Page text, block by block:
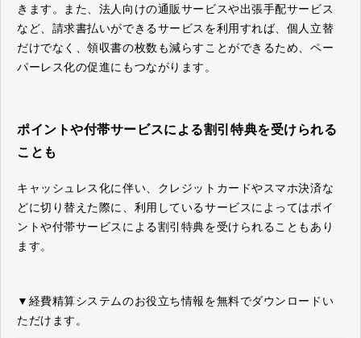
きます。また、法人向けの通販サービスや出張手配サービス
など、請求書払いができるサービスを利用すれば、個人立替
だけでなく、領収書の枚数も減らすことができるため、ペー
パーレス化の促進にもつながります。
ポイントや付帯サービスによる割引特典を受けられる
ことも
キャッシュレス化に伴い、クレジットカードやスマホ決済な
どに切り替えた際に、利用しているサービスによってはポイ
ントや付帯サービスによる割引特典を受けられることもあり
ます。
▼経費精算システムのお役立ち情報を無料でダウンロードい
ただけます。